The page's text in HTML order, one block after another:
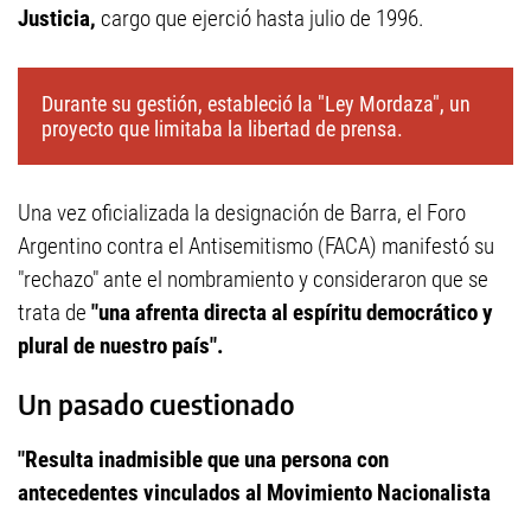
Justicia, cargo que ejerció hasta julio de 1996.
Durante su gestión, estableció la "Ley Mordaza", un
proyecto que limitaba la libertad de prensa.
Una vez oficializada la designación de Barra, el Foro
Argentino contra el Antisemitismo (FACA) manifestó su
"rechazo" ante el nombramiento y consideraron que se
trata de "una afrenta directa al espíritu democrático y
plural de nuestro país".
Un pasado cuestionado
"Resulta inadmisible que una persona con
antecedentes vinculados al Movimiento Nacionalista